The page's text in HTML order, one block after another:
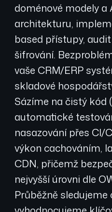
doménové modely a
architekturu,
based přístupy,
šifrování.
vaše CRM/ERP
skladové
Sázíme na čistý kód
automatické
nasazování přes CI/
výkon cachováním,
CDN, přičemž
nejvyšší úrovni dle
Průběžně sledujeme